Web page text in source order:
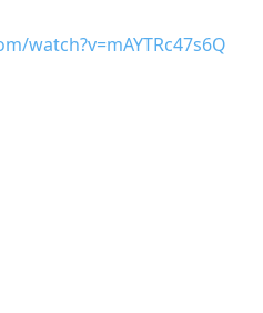
watch?v=mAYTRc47s6Q